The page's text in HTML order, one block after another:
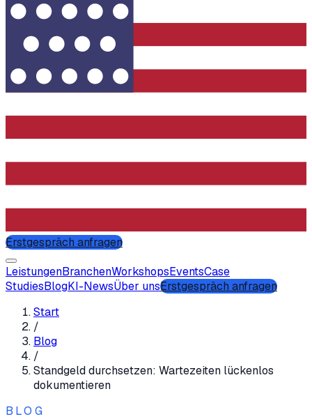
Erstgespräch anfragen
LeistungenBranchenWorkshopsEventsCase
StudiesBlogKI-NewsÜber unsErstgespräch anfragen
Start
/
Blog
/
Standgeld durchsetzen: Wartezeiten lückenlos
dokumentieren
BLOG